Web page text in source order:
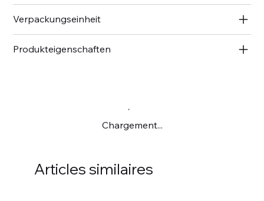
Verpackungseinheit
Produkteigenschaften
Chargement...
Articles similaires